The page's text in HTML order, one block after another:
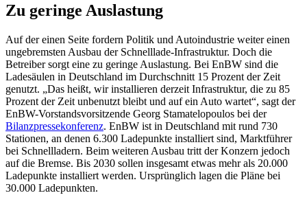
Zu geringe Auslastung
Auf der einen Seite fordern Politik und Autoindustrie weiter einen
ungebremsten Ausbau der Schnelllade-Infrastruktur. Doch die
Betreiber sorgt eine zu geringe Auslastung. Bei EnBW sind die
Ladesäulen in Deutschland im Durchschnitt 15 Prozent der Zeit
genutzt. „Das heißt, wir installieren derzeit Infrastruktur, die zu 85
Prozent der Zeit unbenutzt bleibt und auf ein Auto wartet“, sagt der
EnBW-Vorstandsvorsitzende Georg Stamatelopoulos bei der
Bilanzpressekonferenz. EnBW ist in Deutschland mit rund 730
Stationen, an denen 6.300 Ladepunkte installiert sind, Marktführer
bei Schnellladern. Beim weiteren Ausbau tritt der Konzern jedoch
auf die Bremse. Bis 2030 sollen insgesamt etwas mehr als 20.000
Ladepunkte installiert werden. Ursprünglich lagen die Pläne bei
30.000 Ladepunkten.